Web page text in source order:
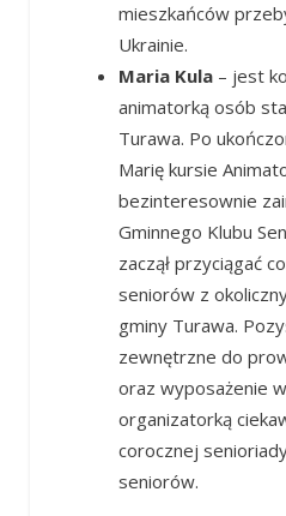
mieszkańców
Ukrainie.
Maria Kula – jest
animatorką osób
Turawa. Po
Marię kursie
bezinteresownie
Gminnego Klubu
zaczął przyciągać
seniorów z
gminy Turawa.
zewnętrzne do
oraz wyposażenie
organizatorką
corocznej
seniorów.